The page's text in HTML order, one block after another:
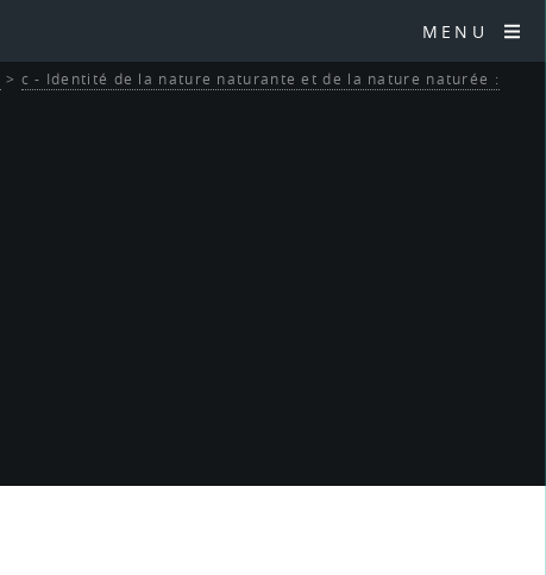
MENU
> c - Identité de la nature naturante et de la nature naturée :